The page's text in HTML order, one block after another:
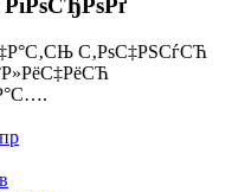
С‚РѕС‡РЅСѓСЋ